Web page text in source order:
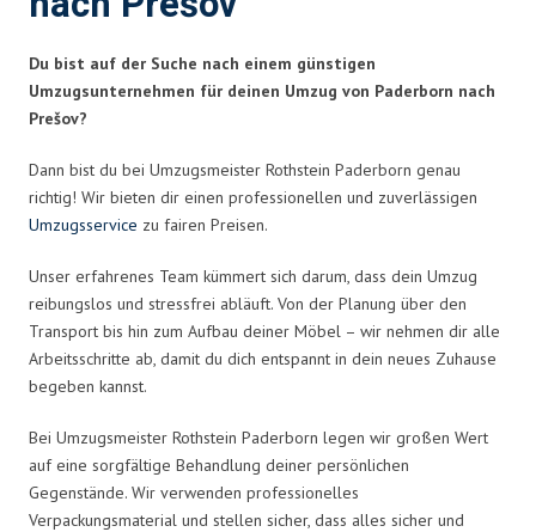
Du bist auf der Suche nach einem günstigen
Umzugsunternehmen für deinen Umzug von Paderborn nach
Prešov?
Dann bist du bei Umzugsmeister Rothstein Paderborn genau
richtig! Wir bieten dir einen professionellen und zuverlässigen
Umzugsservice zu fairen Preisen.
Unser erfahrenes Team kümmert sich darum, dass dein Umzug
reibungslos und stressfrei abläuft. Von der Planung über den
Transport bis hin zum Aufbau deiner Möbel – wir nehmen dir alle
Arbeitsschritte ab, damit du dich entspannt in dein neues Zuhause
begeben kannst.
Bei Umzugsmeister Rothstein Paderborn legen wir großen Wert
auf eine sorgfältige Behandlung deiner persönlichen
Gegenstände. Wir verwenden professionelles
Verpackungsmaterial und stellen sicher, dass alles sicher und